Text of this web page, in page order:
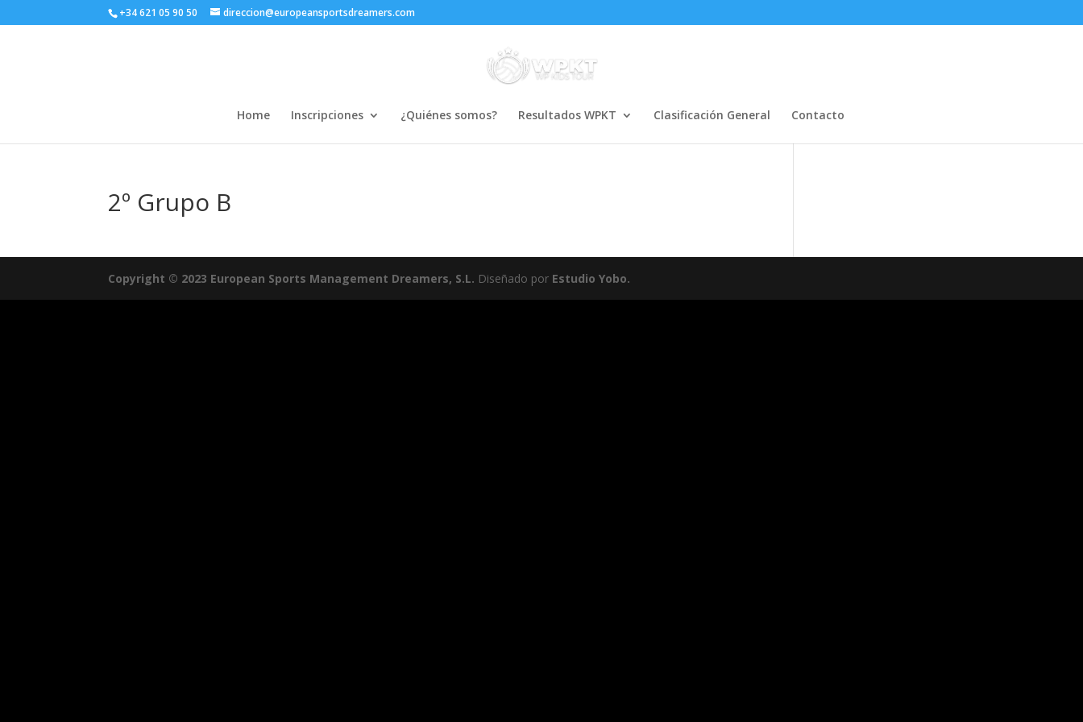
+34 621 05 90 50 direccion@europeansportsdreamers.com
Home Inscripciones ¿Quiénes somos? Resultados WPKT Clasificación General Contacto
2º Grupo B
Copyright © 2023 European Sports Management Dreamers, S.L. Diseñado por Estudio Yobo.